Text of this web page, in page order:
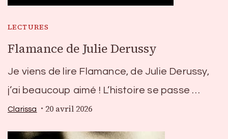
LECTURES
Flamance de Julie Derussy
Je viens de lire Flamance, de Julie Derussy,
j’ai beaucoup aimé ! L’histoire se passe …
Clarissa 20 avril 2026